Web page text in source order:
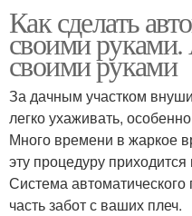
Как сделать
своими руками.
своими руками
За дачным участком
легко ухаживать,
Много времени в жаркое
эту процедуру
Система
часть забот с ваших плеч.